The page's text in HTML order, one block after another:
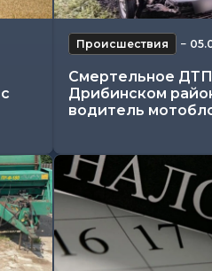
Происшествия −
Смертельное
Дрибинском
водитель